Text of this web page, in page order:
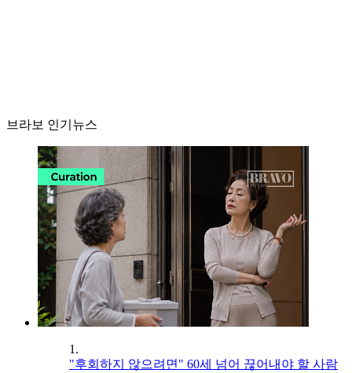
브라보 인기뉴스
1.
"후회하지 않으려면" 60세 넘어 끊어내야 할 사람